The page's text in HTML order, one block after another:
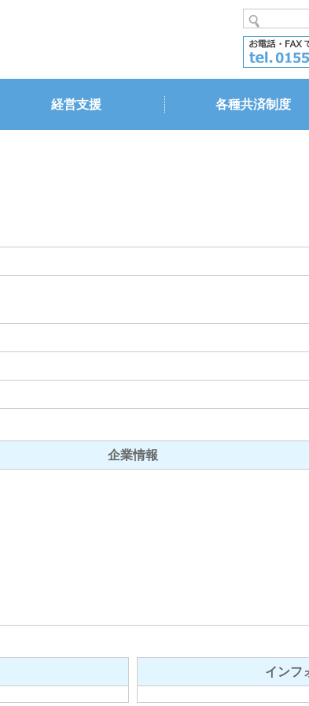
経営支援 各種共済制度
企業情報
インフ